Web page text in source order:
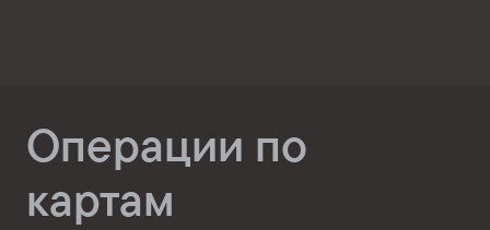
Операции по
картам